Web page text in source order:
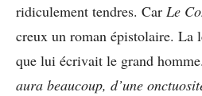
ridiculement tendres. Car Le
creux un roman épistolaire. La
que lui écrivait le grand homme.
aura beaucoup, d’une